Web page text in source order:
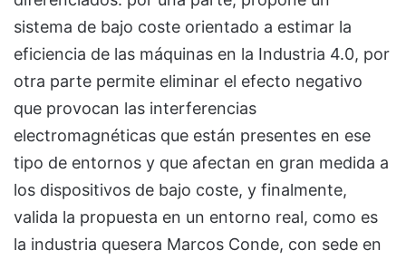
sistema de bajo coste orientado a estimar la
eficiencia de las máquinas en la Industria 4.0, por
otra parte permite eliminar el efecto negativo
que provocan las interferencias
electromagnéticas que están presentes en ese
tipo de entornos y que afectan en gran medida a
los dispositivos de bajo coste, y finalmente,
valida la propuesta en un entorno real, como es
la industria quesera Marcos Conde, con sede en